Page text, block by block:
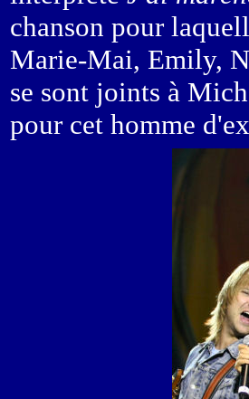
chanson pour
Marie-Mai, Emily,
se sont joints à
pour cet homme